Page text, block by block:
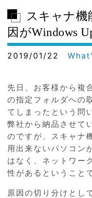
スキャナ
因がWindows
2019/01/22
先日、お客様から複
の指定フォルダへの
てしまったという問
弊社から納品させて
のですが、スキャナ
用出来ないパソコン
はなく、ネットワー
性があるということ
原因の切り分けとし